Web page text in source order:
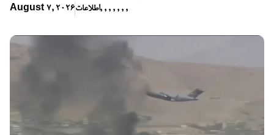
August 7, 2026اطلاعات, , , , , , ,